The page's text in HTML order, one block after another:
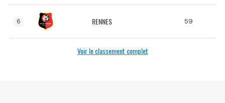
6 RENNES 59
Voir le classement complet